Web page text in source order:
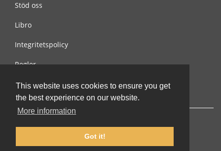
This website uses cookies to ensure you get
the best experience on our website.
More information
Got it!
Stöd oss
Libro
Integritetspolicy
Regler
Kontakta oss
© 2002-2026 lernu.net |Impressum